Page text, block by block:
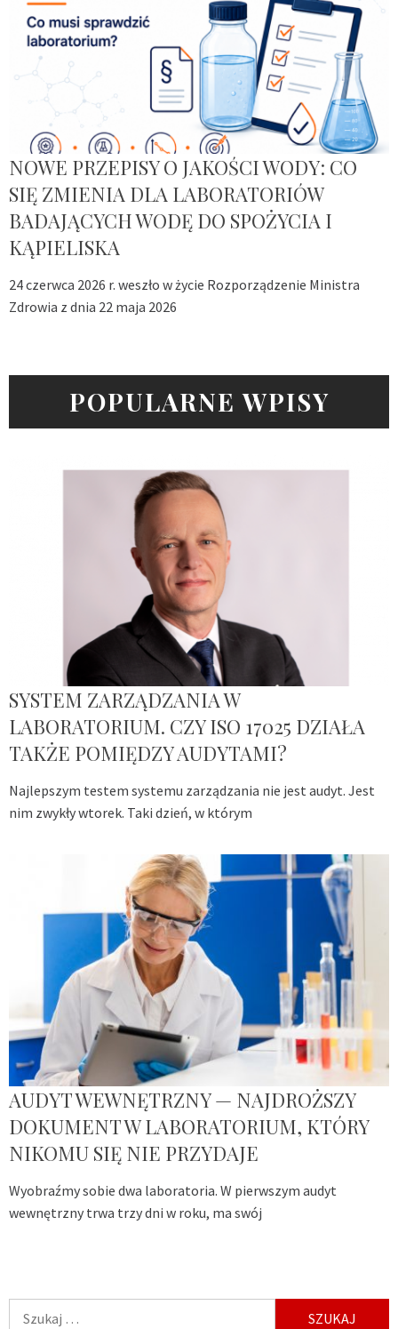
NOWE PRZEPISY O JAKOŚCI WODY: CO
SIĘ ZMIENIA DLA LABORATORIÓW
BADAJĄCYCH WODĘ DO SPOŻYCIA I
KĄPIELISKA
24 czerwca 2026 r. weszło w życie Rozporządzenie Ministra
Zdrowia z dnia 22 maja 2026
POPULARNE WPISY
SYSTEM ZARZĄDZANIA W
LABORATORIUM. CZY ISO 17025 DZIAŁA
TAKŻE POMIĘDZY AUDYTAMI?
Najlepszym testem systemu zarządzania nie jest audyt. Jest
nim zwykły wtorek. Taki dzień, w którym
AUDYT WEWNĘTRZNY — NAJDROŻSZY
DOKUMENT W LABORATORIUM, KTÓRY
NIKOMU SIĘ NIE PRZYDAJE
Wyobraźmy sobie dwa laboratoria. W pierwszym audyt
wewnętrzny trwa trzy dni w roku, ma swój